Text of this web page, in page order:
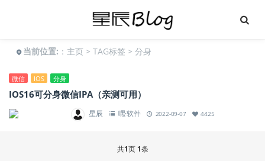
当前位置: ： 主页 > TAG标签 > 分身
微信 IOS 分身
IOS16可分身微信IPA（亲测可用）
星辰 嘿·软件 2022-09-07 4425
共1页 1条